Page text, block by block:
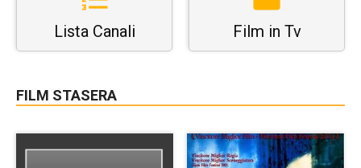
Lista Canali Film in Tv
FILM STASERA